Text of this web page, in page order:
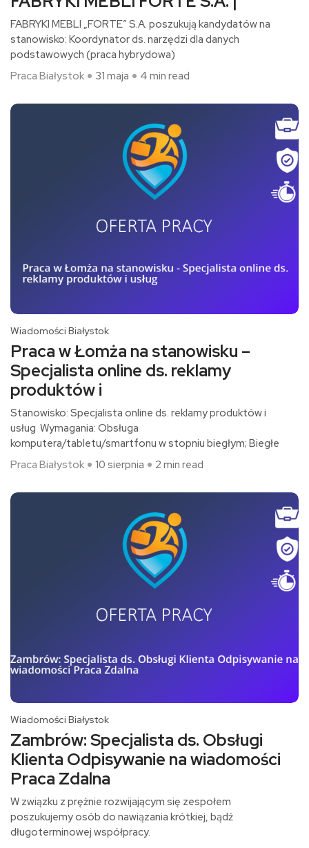
FABRYKI MEBLI „FORTE” S.A. poszukują kandydatów na
stanowisko: Koordynator ds. narzędzi dla danych
podstawowych (praca hybrydowa)​
Praca Białystok
31 maja 4 min read
Wiadomości Białystok
Praca w Łomża na stanowisku –
Specjalista online ds. reklamy
produktów i
Stanowisko: Specjalista online ds. reklamy produktów i
usług Wymagania: Obsługa
komputera/tabletu/smartfonu w stopniu biegłym; Biegłe
Praca Białystok
10 sierpnia 2 min read
Wiadomości Białystok
Zambrów: Specjalista ds. Obsługi
Klienta Odpisywanie na wiadomości
Praca Zdalna
W związku z prężnie rozwijającym się zespołem
poszukujemy osób do nawiązania krótkiej, bądź
długoterminowej współpracy.